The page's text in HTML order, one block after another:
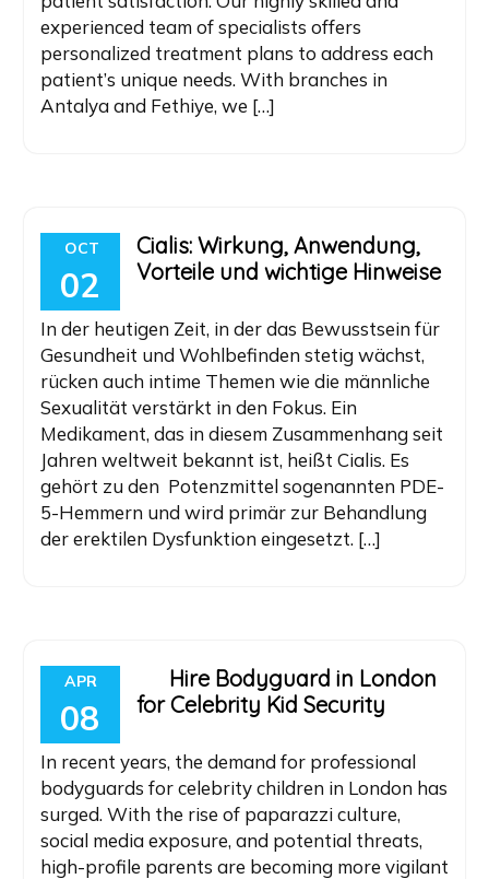
experienced team of specialists offers
personalized treatment plans to address each
patient’s unique needs. With branches in
Antalya and Fethiye, we […]
OCT
02
Cialis: Wirkung, Anwendung,
Vorteile und wichtige Hinweise
In der heutigen Zeit, in der das Bewusstsein für
Gesundheit und Wohlbefinden stetig wächst,
rücken auch intime Themen wie die männliche
Sexualität verstärkt in den Fokus. Ein
Medikament, das in diesem Zusammenhang seit
Jahren weltweit bekannt ist, heißt Cialis. Es
gehört zu den Potenzmittel sogenannten PDE-
5-Hemmern und wird primär zur Behandlung
der erektilen Dysfunktion eingesetzt. […]
APR
08
Hire Bodyguard in London
for Celebrity Kid Security
In recent years, the demand for professional
bodyguards for celebrity children in London has
surged. With the rise of paparazzi culture,
social media exposure, and potential threats,
high-profile parents are becoming more vigilant